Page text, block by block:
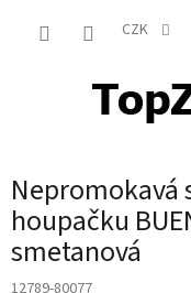
CZK
Nepromokavá
houpačku
smetanová